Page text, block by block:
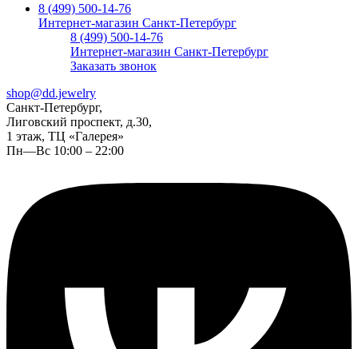
8 (499) 500-14-76
Интернет-магазин Санкт-Петербург
8 (499) 500-14-76
Интернет-магазин Санкт-Петербург
Заказать звонок
shop@dd.jewelry
Санкт-Петербург,
Лиговский проспект, д.30,
1 этаж, ТЦ «Галерея»
Пн—Вс 10:00 – 22:00